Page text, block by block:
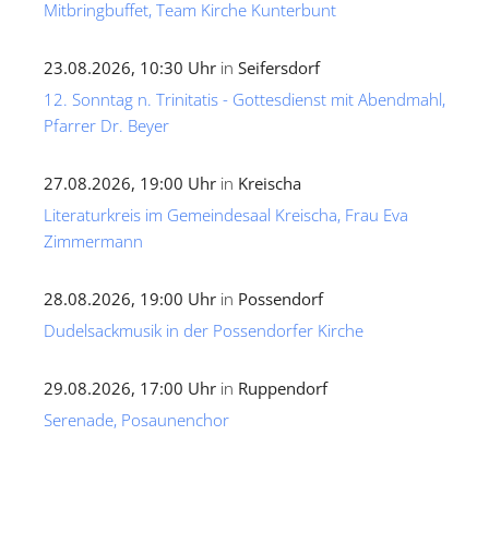
Mitbringbuffet, Team Kirche Kunterbunt
23.08.2026, 10:30 Uhr in Seifersdorf
12. Sonntag n. Trinitatis - Gottesdienst mit Abendmahl,
Pfarrer Dr. Beyer
27.08.2026, 19:00 Uhr in Kreischa
Literaturkreis im Gemeindesaal Kreischa, Frau Eva
Zimmermann
28.08.2026, 19:00 Uhr in Possendorf
Dudelsackmusik in der Possendorfer Kirche
29.08.2026, 17:00 Uhr in Ruppendorf
Serenade, Posaunenchor